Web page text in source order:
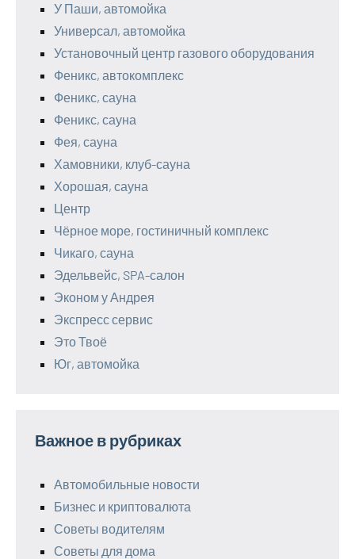
У Паши, автомойка
Универсал, автомойка
Установочный центр газового оборудования
Феникс, автокомплекс
Феникс, сауна
Феникс, сауна
Фея, сауна
Хамовники, клуб-сауна
Хорошая, сауна
Центр
Чёрное море, гостиничный комплекс
Чикаго, сауна
Эдельвейс, SPA-салон
Эконом у Андрея
Экспресс сервис
Это Твоё
Юг, автомойка
Важное в рубриках
Автомобильные новости
Бизнес и криптовалюта
Советы водителям
Советы для дома